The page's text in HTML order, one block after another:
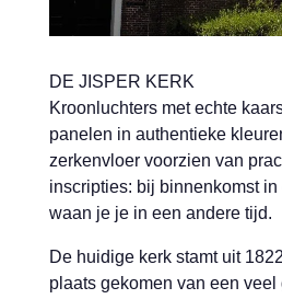
DE JISPER KERK
Kroonluchters met echte
panelen in authentieke
zerkenvloer voorzien van
inscripties: bij binnenkomst
waan je je in een andere tijd.
De huidige kerk stamt uit
plaats gekomen van een veel